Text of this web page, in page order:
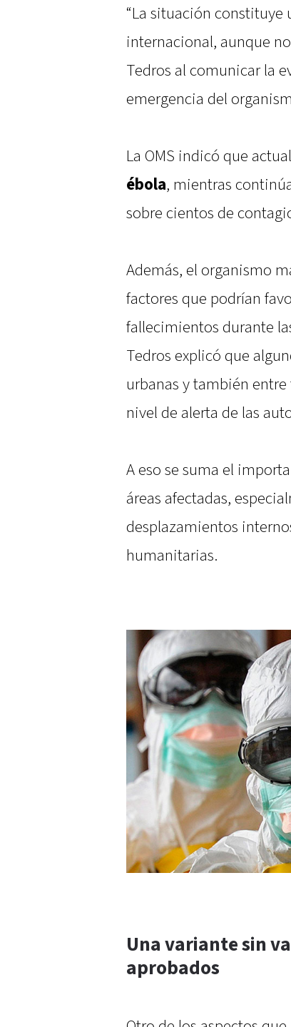
“La situación constituye
internacional, aunque
Tedros al comunicar la
emergencia del
La OMS indicó que
ébola, mientras
sobre cientos de
Además, el organismo
factores que podrían
fallecimientos durante
Tedros explicó que
urbanas y también
nivel de alerta de las
A eso se suma el
áreas afectadas,
desplazamientos
humanitarias.
Una variante sin
aprobados